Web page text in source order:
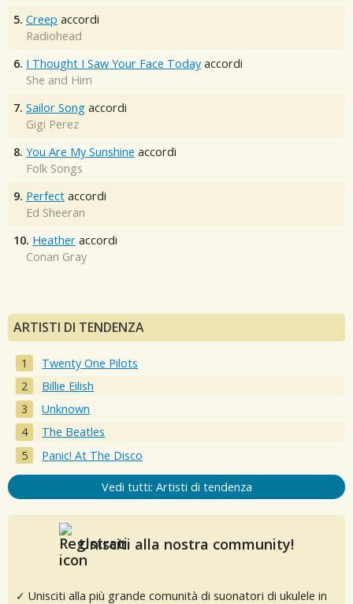
5. Creep accordi
Radiohead
6. I Thought I Saw Your Face Today accordi
She and Him
7. Sailor Song accordi
Gigi Perez
8. You Are My Sunshine accordi
Folk Songs
9. Perfect accordi
Ed Sheeran
10. Heather accordi
Conan Gray
ARTISTI DI TENDENZA
Twenty One Pilots
Billie Eilish
Unknown
The Beatles
Panic! At The Disco
Vedi tutti: Artisti di tendenza
Unisciti alla nostra community!
✓ Unisciti alla più grande comunità di suonatori di ukulele in